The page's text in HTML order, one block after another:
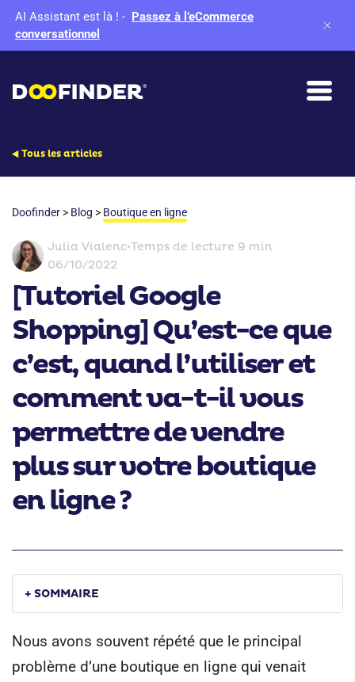
AI Assistant est là ! - Passez à l’eCommerce
conversationnel
Tous les articles
Doofinder > Blog > Boutique en ligne
Julia Vialenc•Temps de lecture 9 min
06/10/2022
[Tutoriel Google
Shopping] Qu’est-ce que
c’est, quand l’utiliser et
comment va-t-il vous
permettre de vendre
plus sur votre boutique
en ligne ?
+ SOMMAIRE
Nous avons souvent répété que le principal
problème d’une boutique en ligne qui venait